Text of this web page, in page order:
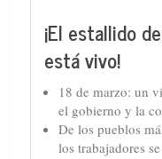
¡El estallido
está vivo!
18 de marzo: un
el gobierno y la
De los pueblos
los trabajadores